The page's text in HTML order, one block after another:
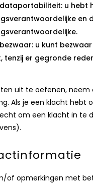
u hebt
en
u kunt
tenzij er gegronde
uit te oefenen,
Als je een klacht
om een klacht in te
of opmerkingen met